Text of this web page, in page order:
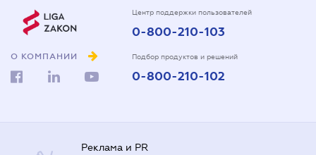
О КОМПАНИИ
Центр поддержки пользователей
0-800-210-103
Подбор продуктов и решений
0-800-210-102
Реклама и PR